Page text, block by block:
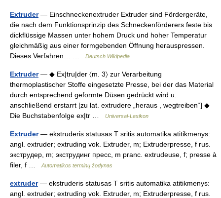
Extruder— Einschneckenextruder Extruder sind Fördergeräte,
die nach dem Funktionsprinzip des Schneckenförderers feste bis
dickflüssige Massen unter hohem Druck und hoher Temperatur
gleichmäßig aus einer formgebenden Öffnung herauspressen.
Dieses Verfahren… …
Deutsch Wikipedia
Extruder— ◆ Ex|tru|der 〈m. 3〉 zur Verarbeitung
thermoplastischer Stoffe eingesetzte Presse, bei der das Material
durch entsprechend geformte Düsen gedrückt wird u.
anschließend erstarrt [zu lat. extrudere „heraus , wegtreiben“] ◆
Die Buchstabenfolge ex|tr …
Universal-Lexikon
Extruder— ekstruderis statusas T sritis automatika atitikmenys:
angl. extruder; extruding vok. Extruder, m; Extruderpresse, f rus.
экструдер, m; экструдинг пресс, m pranc. extrudeuse, f; presse à
filer, f …
Automatikos terminų žodynas
extruder— ekstruderis statusas T sritis automatika atitikmenys:
angl. extruder; extruding vok. Extruder, m; Extruderpresse, f rus.